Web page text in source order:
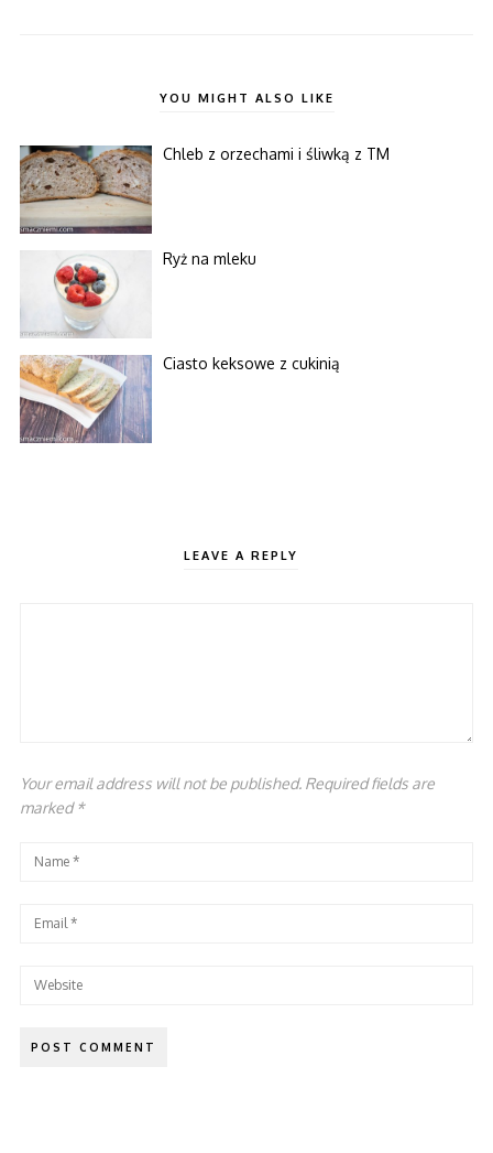
YOU MIGHT ALSO LIKE
Chleb z orzechami i śliwką z TM
Ryż na mleku
Ciasto keksowe z cukinią
LEAVE A REPLY
Your email address will not be published. Required fields are
marked*